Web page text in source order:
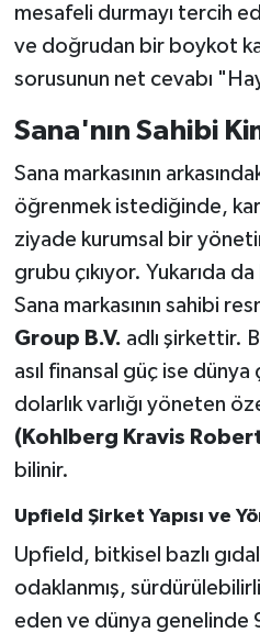
mesafeli durmayı tercih
ve doğrudan bir boykot
sorusunun net cevabı
Sana'nın Sahibi
Sana markasının
öğrenmek istediğinde,
ziyade kurumsal bir
grubu çıkıyor. Yukarıda
Sana markasının sahibi
Group B.V. adlı şirkettir.
asıl finansal güç ise dünya
dolarlık varlığı yöneten
(Kohlberg Kravis
bilinir.
Upfield Şirket Yapısı ve
Upfield, bitkisel bazlı
odaklanmış,
eden ve dünya genelinde